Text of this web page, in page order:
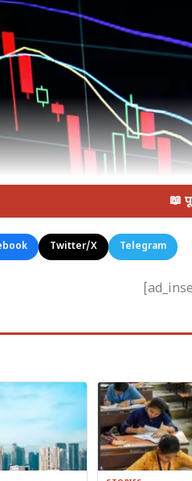
झटका — IT stocks ने संभाला
📖
Twitter/X Telegram